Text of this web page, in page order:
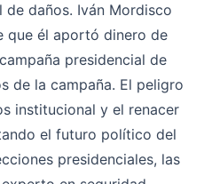
daños. Iván Mordisco
que él aportó dinero de
presidencial de
de la campaña. El peligro
institucional y el renacer
el futuro político del
presidenciales, las